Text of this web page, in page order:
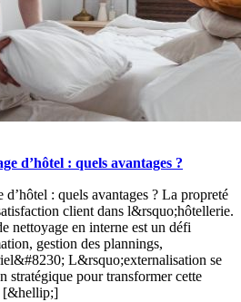
d’hôtel : quels avantages ?
: quels avantages ? La propreté
client dans l&rsquo;hôtellerie.
nettoyage en interne est un défi
gestion des plannings,
L&rsquo;externalisation se
stratégique pour transformer cette
[&hellip;]